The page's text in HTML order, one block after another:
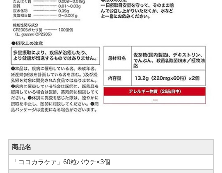
商品名
「ココカラケア」60粒パウチ×3個